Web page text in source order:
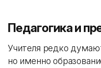
Педагогика и
Учителя редко
но именно